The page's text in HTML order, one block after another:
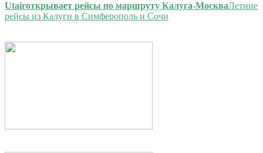
Utairоткрывает рейсы по маршруту Калуга-МоскваЛетние
рейсы из Калуги в Симферополь и Сочи